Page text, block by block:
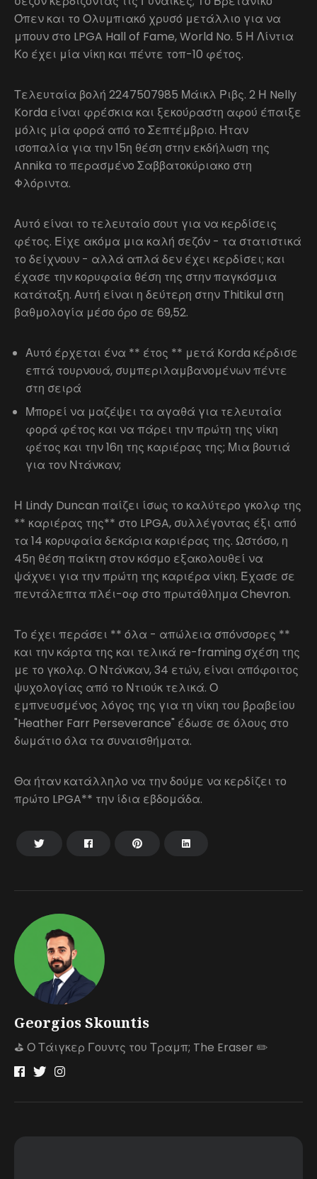
Georgios Skountis
⛳️ Ο Τάιγκερ Γουντς του Τραμπ; The Eraser ✏️
Όπεν και το Ολυμπιακό χρυσό μετάλλιο για να
μπουν στο LPGA Hall of Fame, World No. 5 Η Λίντια
Κο έχει μία νίκη και πέντε τοπ-10 φέτος.
Τελευταία βολή 2247507985 Μάικλ Ριβς. 2 Η Nelly
Korda είναι φρέσκια και ξεκούραστη αφού έπαιξε
μόλις μία φορά από το Σεπτέμβριο. Ήταν
ισοπαλία για την 15η θέση στην εκδήλωση της
Annika το περασμένο Σαββατοκύριακο στη
Φλόριντα.
Αυτό είναι το τελευταίο σουτ για να κερδίσεις
φέτος. Είχε ακόμα μια καλή σεζόν - τα στατιστικά
το δείχνουν - αλλά απλά δεν έχει κερδίσει; και
έχασε την κορυφαία θέση της στην παγκόσμια
κατάταξη. Αυτή είναι η δεύτερη στην Thitikul στη
βαθμολογία μέσο όρο σε 69,52.
Αυτό έρχεται ένα ** έτος ** μετά Korda κέρδισε
επτά τουρνουά, συμπεριλαμβανομένων πέντε
στη σειρά
Μπορεί να μαζέψει τα αγαθά για τελευταία
φορά φέτος και να πάρει την πρώτη της νίκη
φέτος και την 16η της καριέρας της; Μια βουτιά
για τον Ντάνκαν;
Η Lindy Duncan παίζει ίσως το καλύτερο γκολφ της
** καριέρας της** στο LPGA, συλλέγοντας έξι από
τα 14 κορυφαία δεκάρια καριέρας της. Ωστόσο, η
45η θέση παίκτη στον κόσμο εξακολουθεί να
ψάχνει για την πρώτη της καριέρα νίκη. Έχασε σε
πεντάλεπτα πλέι-οφ στο πρωτάθλημα Chevron.
Το έχει περάσει ** όλα - απώλεια σπόνσορες **
και την κάρτα της και τελικά re-framing σχέση της
με το γκολφ. Ο Ντάνκαν, 34 ετών, είναι απόφοιτος
ψυχολογίας από το Ντιούκ τελικά. Ο
εμπνευσμένος λόγος της για τη νίκη του βραβείου
"Heather Farr Perseverance" έδωσε σε όλους στο
δωμάτιο όλα τα συναισθήματα.
Θα ήταν κατάλληλο να την δούμε να κερδίζει το
πρώτο LPGA** την ίδια εβδομάδα.